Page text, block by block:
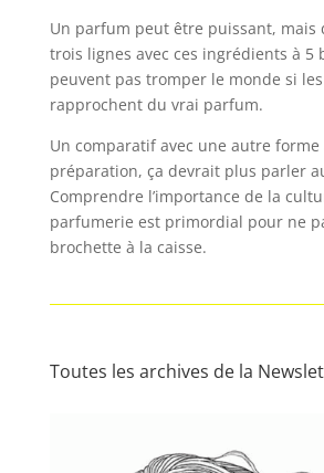
Un parfum peut être puissant, mais
trois lignes avec ces ingrédients à 5
peuvent pas tromper le monde si
rapprochent du vrai parfum.
Un comparatif avec une autre
préparation, ça devrait plus parler
Comprendre l’importance de la
parfumerie est primordial pour ne
brochette à la caisse.
Toutes les archives de la